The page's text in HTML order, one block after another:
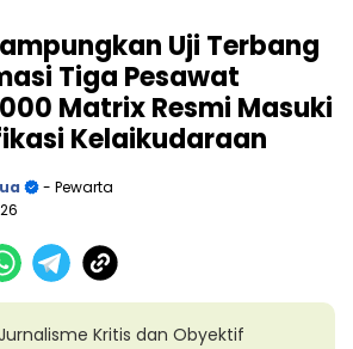
Uji Terbang
Tiga Pesawat
Matrix Resmi Masuki
Kelaikudaraan
- Pewarta
Kritis dan Obyektif